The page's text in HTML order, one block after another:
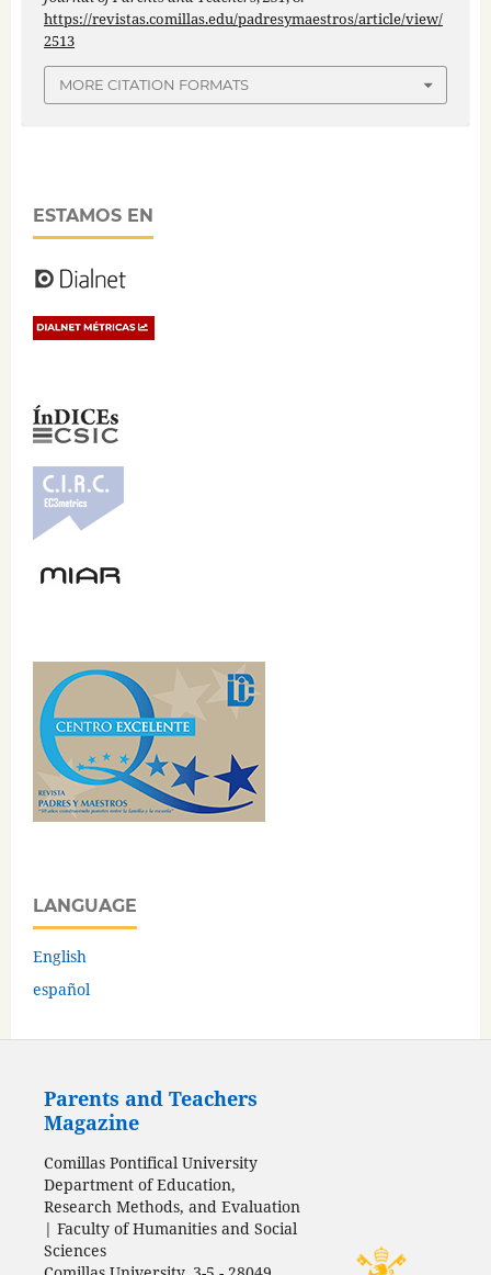
https://revistas.comillas.edu/padresymaestros/article/view/
2513
MORE CITATION FORMATS
ESTAMOS EN
LANGUAGE
English
español
Parents and Teachers
Magazine
Comillas Pontifical University
Department of Education,
Research Methods, and Evaluation
| Faculty of Humanities and Social
Sciences